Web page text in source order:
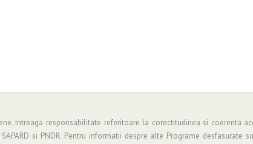
Intreaga responsabilitate referitoare la corectitudinea si coerenta
si PNDR. Pentru informatii despre alte Programe desfasurate